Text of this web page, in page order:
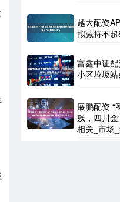
越大配资
拟减持不
富鑫中证
小区垃圾
展鹏配资 “
残，四川金
相关_市场